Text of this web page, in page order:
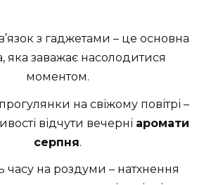
з гаджетами – це основна
яка заважає насолодитися
моментом.
прогулянки на свіжому повітрі –
відчути вечерні аромати
серпня.
часу на роздуми – натхнення